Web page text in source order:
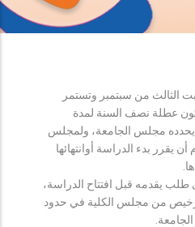
الثالث من سبتمبر وتستمر
عطلة نصف السنة لمدة
يحدده مجلس الجامعة، ولمجلس
يقرر بدء الدراسة أوانتهائها
طلب يقدمه قبل افتتاح الدراسة،
بترخيص من مجلس الكلية في حدود